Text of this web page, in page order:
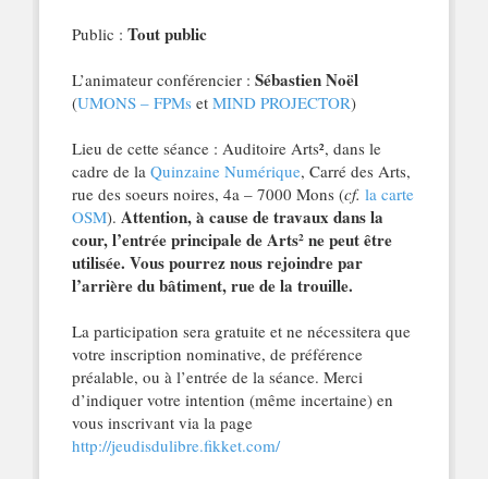
Public : Tout public
L’animateur conférencier : Sébastien Noël
(UMONS – FPMs et MIND PROJECTOR)
Lieu de cette séance : Auditoire Arts², dans le
cadre de la Quinzaine Numérique, Carré des Arts,
rue des soeurs noires, 4a – 7000 Mons (cf. la carte
OSM). Attention, à cause de travaux dans la
cour, l’entrée principale de Arts² ne peut être
utilisée. Vous pourrez nous rejoindre par
l’arrière du bâtiment, rue de la trouille.
La participation sera gratuite et ne nécessitera que
votre inscription nominative, de préférence
préalable, ou à l’entrée de la séance. Merci
d’indiquer votre intention (même incertaine) en
vous inscrivant via la page
http://jeudisdulibre.fikket.com/